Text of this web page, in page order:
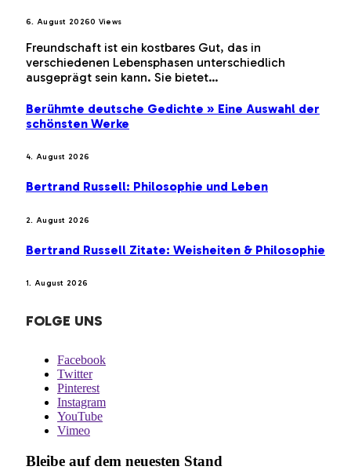
6. August 20260 Views
Freundschaft ist ein kostbares Gut, das in
verschiedenen Lebensphasen unterschiedlich
ausgeprägt sein kann. Sie bietet…
Berühmte deutsche Gedichte » Eine Auswahl der
schönsten Werke
4. August 2026
Bertrand Russell: Philosophie und Leben
2. August 2026
Bertrand Russell Zitate: Weisheiten & Philosophie
1. August 2026
FOLGE UNS
Facebook
Twitter
Pinterest
Instagram
YouTube
Vimeo
Bleibe auf dem neuesten Stand